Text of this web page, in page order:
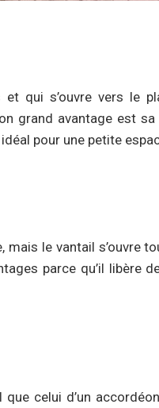
qui s’ouvre vers le
grand avantage est
pour une petite
le vantail s’ouvre
parce qu’il libère
celui d’un